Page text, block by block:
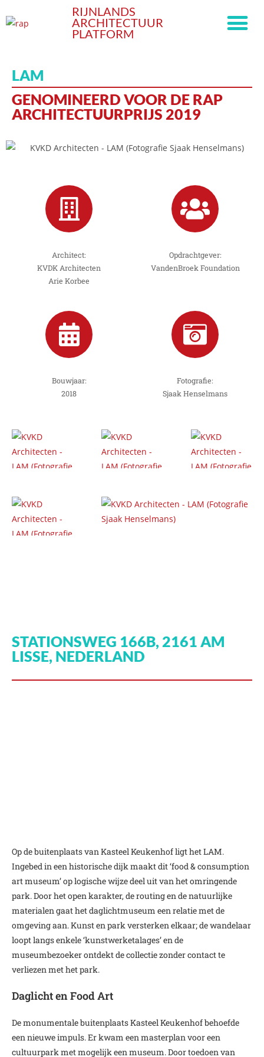
RIJNLANDS
ARCHITECTUUR
PLATFORM
LAM
GENOMINEERD VOOR DE RAP
ARCHITECTUURPRIJS 2019
Architect:
KVDK Architecten
Arie Korbee
Opdrachtgever:
VandenBroek Foundation
Bouwjaar:
2018
Fotografie:
Sjaak Henselmans
STATIONSWEG 166B, 2161 AM
LISSE, NEDERLAND
Op de buitenplaats van Kasteel Keukenhof ligt het LAM.
Ingebed in een historische dijk maakt dit ‘food & consumption
art museum’ op logische wijze deel uit van het omringende
park. Door het open karakter, de routing en de natuurlijke
materialen gaat het daglichtmuseum een relatie met de
omgeving aan. Kunst en park versterken elkaar; de wandelaar
loopt langs enkele ‘kunstwerketalages’ en de
museumbezoeker ontdekt de collectie zonder contact te
verliezen met het park.
Daglicht en Food Art
De monumentale buitenplaats Kasteel Keukenhof behoefde
een nieuwe impuls. Er kwam een masterplan voor een
cultuurpark met mogelijk een museum. Door toedoen van